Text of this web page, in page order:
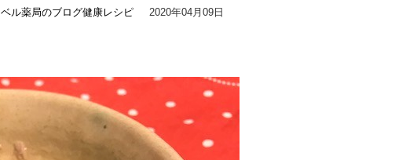
2020年04月09日
ベル薬局のブログ健康レシピ